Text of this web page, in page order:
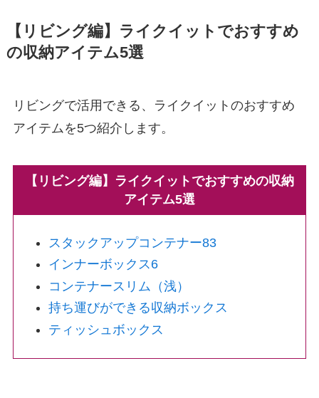
【リビング編】ライクイットでおすすめ
の収納アイテム5選
リビングで活用できる、ライクイットのおすすめ
アイテムを5つ紹介します。
【リビング編】ライクイットでおすすめの収納
アイテム5選
スタックアップコンテナー83
インナーボックス6
コンテナースリム（浅）
持ち運びができる収納ボックス
ティッシュボックス